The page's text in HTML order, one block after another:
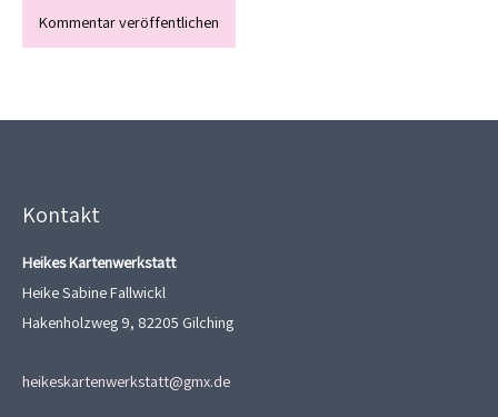
Kontakt
Heikes Kartenwerkstatt
Heike Sabine Fallwickl
Hakenholzweg 9, 82205 Gilching
heikeskartenwerkstatt@gmx.de